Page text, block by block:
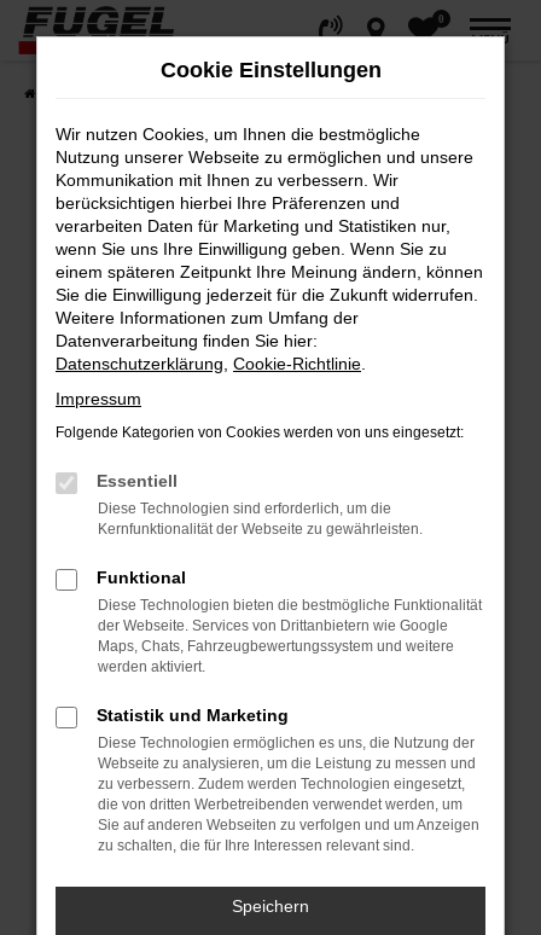
Zum
Hauptinhalt
springen
0
MENÜ
Fehler: Network Error
Beim Laden ist ein Fehler aufgetreten.
Hier sind ein paar Tipps, die dir helfen können:
Überprüfe deine Firewall und deine
Internetverbindung.
Laden andere Webseiten, zum Beispiel
deine Suchmaschine?
Prüfe deine Browsererweiterungen.
Manche Erweiterungen, wie Werbeblocker,
können das Laden bestimmter Seiten
anderen Browser oder in einem privaten
Fenster?
Starte dein Gerät neu.
vorübergehende Probleme zu beheben.
Stelle sicher, dass dein Browser und dein
Betriebssystem auf dem neuesten Stand
sind.
Veraltete Software birgt nicht nur ein
führen, dass bestimmte Funktionen nicht
Cookie Einstellungen
Wir nutzen Cookies, um Ihnen die bestmögliche
Nutzung unserer Webseite zu ermöglichen und unsere
Kommunikation mit Ihnen zu verbessern. Wir
berücksichtigen hierbei Ihre Präferenzen und
verarbeiten Daten für Marketing und Statistiken nur,
wenn Sie uns Ihre Einwilligung geben. Wenn Sie zu
einem späteren Zeitpunkt Ihre Meinung ändern, können
Sie die Einwilligung jederzeit für die Zukunft widerrufen.
Weitere Informationen zum Umfang der
Datenverarbeitung finden Sie hier:
Datenschutzerklärung Cookie-Richtlinie
Impressum
Folgende Kategorien von Cookies werden von uns eingesetzt:
Essentiell
Diese Technologien sind erforderlich, um die
Kernfunktionalität der Webseite zu gewährleisten.
Funktional
Diese Technologien bieten die bestmögliche Funktionalität
der Webseite. Services von Drittanbietern wie Google
Maps, Chats, Fahrzeugbewertungssystem und weitere
werden aktiviert.
Statistik und Marketing
Diese Technologien ermöglichen es uns, die Nutzung der
Webseite zu analysieren, um die Leistung zu messen und
zu verbessern. Zudem werden Technologien eingesetzt,
die von dritten Werbetreibenden verwendet werden, um
Sie auf anderen Webseiten zu verfolgen und um Anzeigen
zu schalten, die für Ihre Interessen relevant sind.
Speichern